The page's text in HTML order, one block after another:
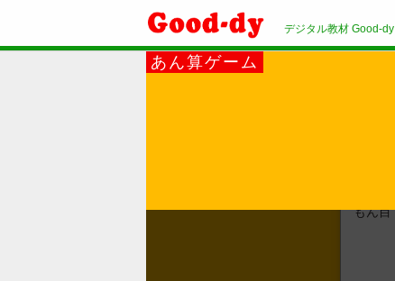
デジタル教材 Good-dy
あん算ゲーム
もん目